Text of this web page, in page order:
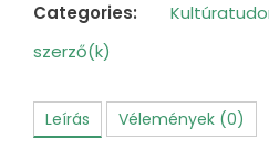
Péterről
mennyiség
Categories:
szerző(k)
Leírás Vélemények (0)